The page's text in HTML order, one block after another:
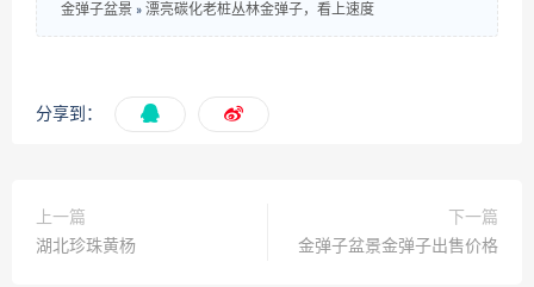
金弹子盆景 » 漂亮碳化老桩丛林金弹子，看上速度
分享到：
上一篇
湖北珍珠黄杨
下一篇
金弹子盆景金弹子出售价格